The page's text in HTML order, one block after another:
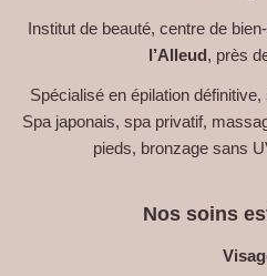
Institut de beauté, centre de
l’Alleud, près
Spécialisé en épilation
Spa japonais, spa privatif,
pieds, bronzage sans
Nos soins